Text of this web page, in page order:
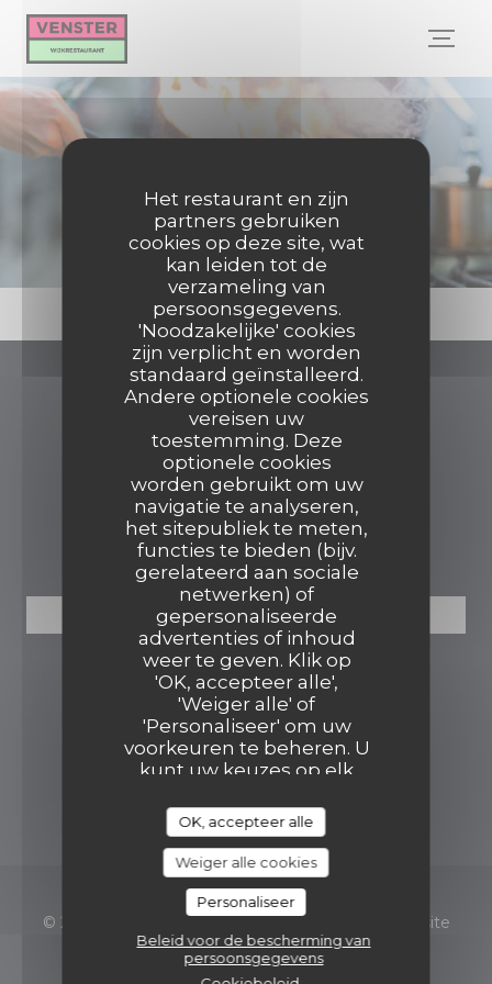
Cookies beheer paneel
Het restaurant en zijn
partners gebruiken
cookies op deze site, wat
kan leiden tot de
verzameling van
persoonsgegevens.
'Noodzakelijke' cookies
zijn verplicht en worden
standaard geïnstalleerd.
Andere optionele cookies
vereisen uw
toestemming. Deze
optionele cookies
worden gebruikt om uw
navigatie te analyseren,
het sitepubliek te meten,
functies te bieden (bijv.
gerelateerd aan sociale
netwerken) of
gepersonaliseerde
advertenties of inhoud
weer te geven. Klik op
'OK, accepteer alle',
'Weiger alle' of
'Personaliseer' om uw
voorkeuren te beheren. U
kunt uw keuzes op elk
op het cookiepictogram
linksonder op de
sitepagina's te klikken.
OK, accepteer alle
Weiger alle cookies
Personaliseer
Beleid voor de bescherming van
persoonsgegevens
Wijkrestaurant Venster
Berlijnplein 520 3541 CN Utrecht
030 200 6187
RESERVERING
RESERVEER EEN TAFEL
VOLG ONS
Facebook ((opent in een
Instagram ((opent in een
© 2026 Wijkrestaurant Venster — Restaurant website
gecreëerd doorZenchef((opent in een